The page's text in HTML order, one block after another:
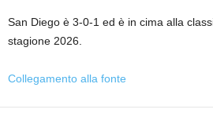
San Diego è 3-0-1 ed è in cima alla
stagione 2026.
Collegamento alla fonte